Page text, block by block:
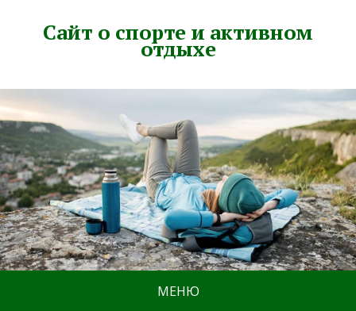
Сайт о спорте и активном
отдыхе
МЕНЮ